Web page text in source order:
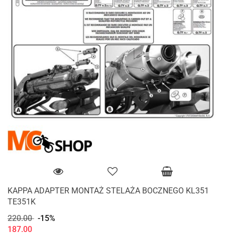
KAPPA ADAPTER MONTAŻ STELAŻA BOCZNEGO KL351
TE351K
220.00 -15%
187.00